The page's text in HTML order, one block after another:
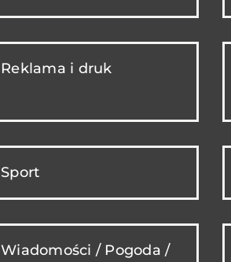
Reklama i druk
Sport
Wiadomości / Pogoda /